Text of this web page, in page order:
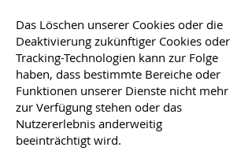
Das Löschen unserer Cookies oder die
Deaktivierung zukünftiger Cookies oder
Tracking-Technologien kann zur Folge
haben, dass bestimmte Bereiche oder
Funktionen unserer Dienste nicht mehr
zur Verfügung stehen oder das
Nutzererlebnis anderweitig
beeinträchtigt wird.